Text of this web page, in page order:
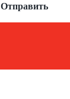
Отправить